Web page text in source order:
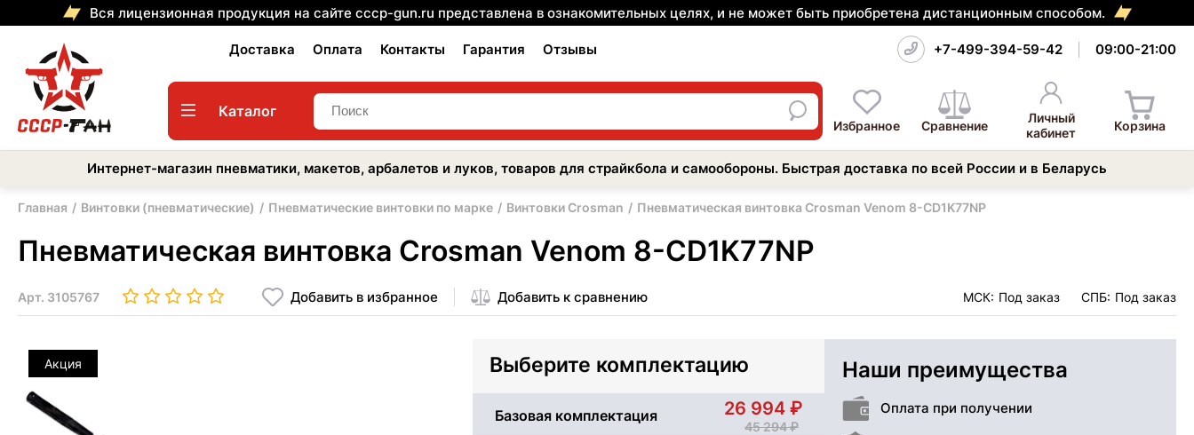
Вся лицензионная продукция на сайте cccp-gun.ru представлена в ознакомительных целях, и не может быть приобретена дистанционным способом.
Доставка Оплата Контакты Гарантия Отзывы +7-499-394-59-42 09:00-21:00
Каталог
Избранное Сравнение
Личный
кабинет
Корзина
Интернет-магазин пневматики, макетов, арбалетов и луков, товаров для страйкбола и самообороны. Быстрая доставка по всей России и в Беларусь
Главная Винтовки (пневматические) Пневматические винтовки по марке Винтовки Crosman Пневматическая винтовка Crosman Venom 8-CD1K77NP
Пневматическая винтовка Crosman Venom 8-CD1K77NP
Арт. 3105767 Добавить в избранное Добавить к сравнению МСК: Под заказ СПБ: Под заказ
Акция Выберите комплектацию
Базовая комплектация 26 994
45 294
Наши преимущества
Оплата при получении